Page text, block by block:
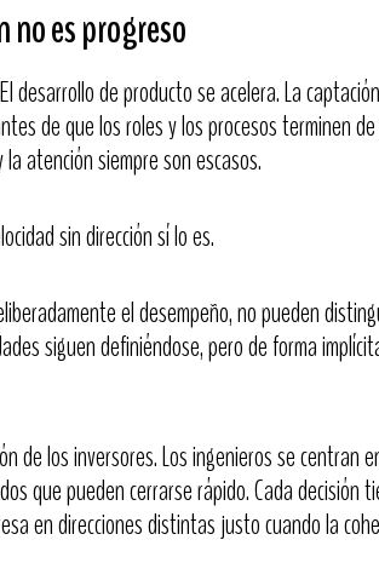
no es progreso
desarrollo de producto se acelera. La
de que los roles y los procesos terminen
atención siempre son escasos.
sin dirección sí lo es.
el desempeño, no pueden
siguen definiéndose, pero de forma
de los inversores. Los ingenieros se centran
que pueden cerrarse rápido. Cada decisión
en direcciones distintas justo cuando la